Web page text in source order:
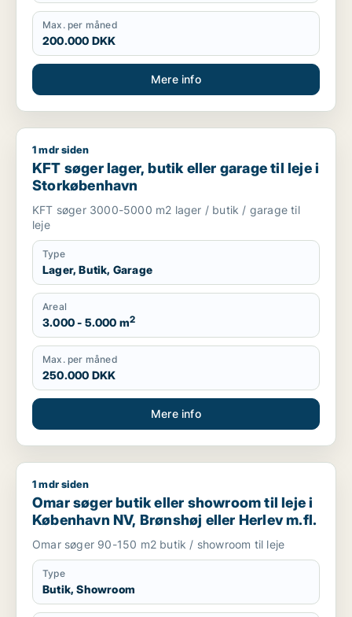
Max. per måned
200.000 DKK
Mere info
KFT søger lager, butik eller garage til leje i Storkøbenhavn
1 mdr siden
KFT søger lager, butik eller garage til leje i
Storkøbenhavn
KFT søger 3000-5000 m2 lager / butik / garage til
leje
Type
Lager, Butik, Garage
Areal
3.000 - 5.000 m2
Max. per måned
250.000 DKK
Mere info
Omar søger butik eller showroom til leje i København NV,
1 mdr siden
Omar søger butik eller showroom til leje i
København NV, Brønshøj eller Herlev m.fl.
Omar søger 90-150 m2 butik / showroom til leje
Type
Butik, Showroom